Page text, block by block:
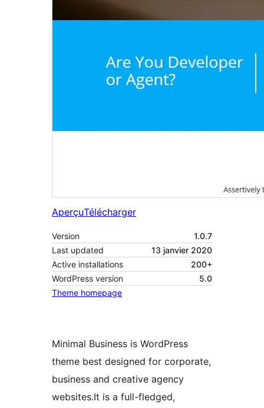
AperçuTélécharger
Version
1.0.7
Last updated
13 janvier 2020
Active installations
200+
WordPress version
5.0
Theme homepage
Minimal Business is WordPress
theme best designed for corporate,
business and creative agency
websites.It is a full-fledged,